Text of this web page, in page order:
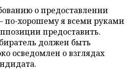
о предоставлении
по-хорошему я всеми руками
предоставить.
должен быть
осведомлен о взглядах